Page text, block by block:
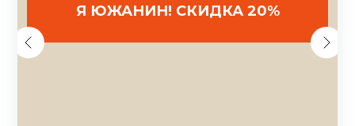
Я ЮЖАНИН! СКИДКА 20%